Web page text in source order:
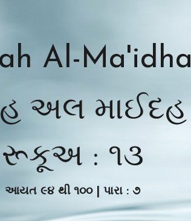
Al-Ma'idha
અલ માઈદહ
રૂકૂઅ : ૧૩
આયત ૯૪ થી ૧૦૦| પારા : ૭